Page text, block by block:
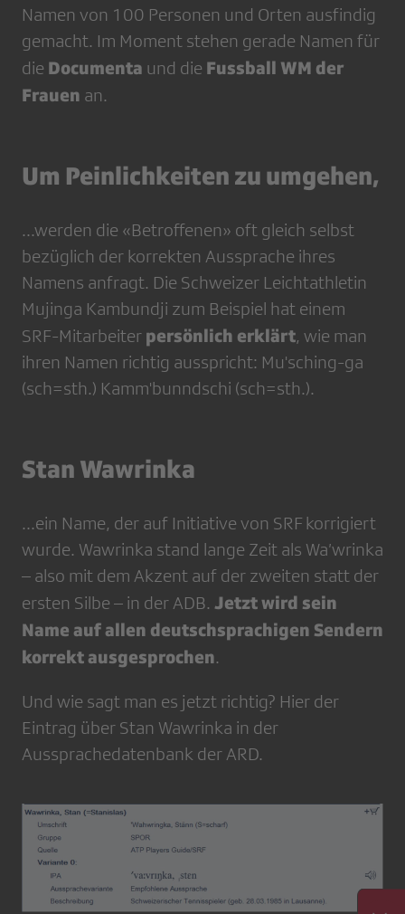
Namen von 100 Personen und Orten ausfindig
gemacht. Im Moment stehen gerade Namen für
die Documenta und die Fussball WM der
Frauen an.
Um Peinlichkeiten zu umgehen,
...werden die «Betroffenen» oft gleich selbst
bezüglich der korrekten Aussprache ihres
Namens anfragt. Die Schweizer Leichtathletin
Mujinga Kambundji zum Beispiel hat einem
SRF-Mitarbeiter persönlich erklärt, wie man
ihren Namen richtig ausspricht: Mu'sching-ga
(sch=sth.) Kamm'bunndschi (sch=sth.).
Stan Wawrinka
...ein Name, der auf Initiative von SRF korrigiert
wurde. Wawrinka stand lange Zeit als Wa’wrinka
– also mit dem Akzent auf der zweiten statt der
ersten Silbe – in der ADB. Jetzt wird sein
Name auf allen deutschsprachigen Sendern
korrekt ausgesprochen.
Und wie sagt man es jetzt richtig? Hier der
Eintrag über Stan Wawrinka in der
Aussprachedatenbank der ARD.